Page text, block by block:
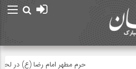
حرم مطهر امام رضا (ع) در لحظه